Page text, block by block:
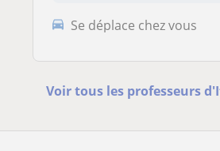
Se déplace chez vous
Voir tous les professeurs